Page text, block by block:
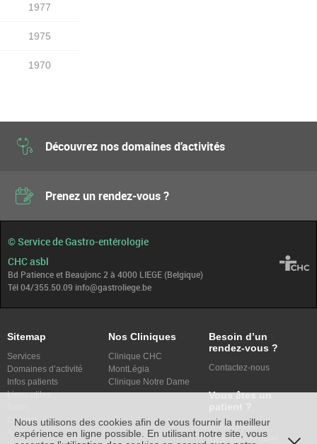
1977
1975
1970
Découvrez nos domaines d’activités
Prenez un rendez-vous ?
Nous utilisons des cookies afin de vous fournir la meilleur
expérience en ligne possible. En utilisant notre site, vous
© Service de Gastro-entérologie
CHC asbl
Bd Patience et Beaujonc 2 à 4000 LIEGE (Belgique)
Tél 04/355.50.09 info@gastroliege.be
Sitemap
Services
Domaines d’activité
Infos patients
Liens utiles
Contact
Aide alcool
Nos Cliniques
Clinique CHC
MontLégia
Clinique Notre Dame
Besoin d’un
rendez-vous ?
Contactez-nous
Vous êtes un
Trouvez des
informations utiles